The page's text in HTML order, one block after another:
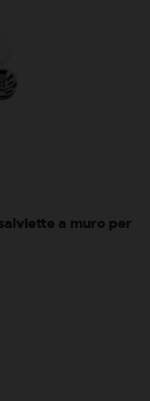
a muro per